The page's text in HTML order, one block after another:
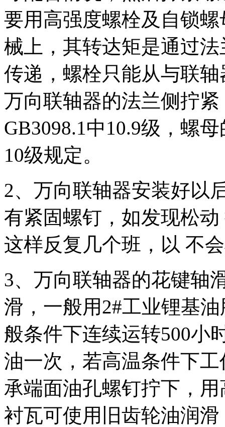
要用高强度螺栓及自锁
械上，其转达矩是通过
传递，螺栓只能从与联
万向联轴器的法兰侧拧
GB3098.1中10.9级，螺
10级规定。
2、万向联轴器安装好以
有紧固螺钉，如发现松
这样反复几个班，以 不
3、万向联轴器的花键轴
滑，一般用2#工业锂基
般条件下连续运转500小
油一次，若高温条件下
承端面油孔螺钉拧下，
衬瓦可使用旧齿轮油润